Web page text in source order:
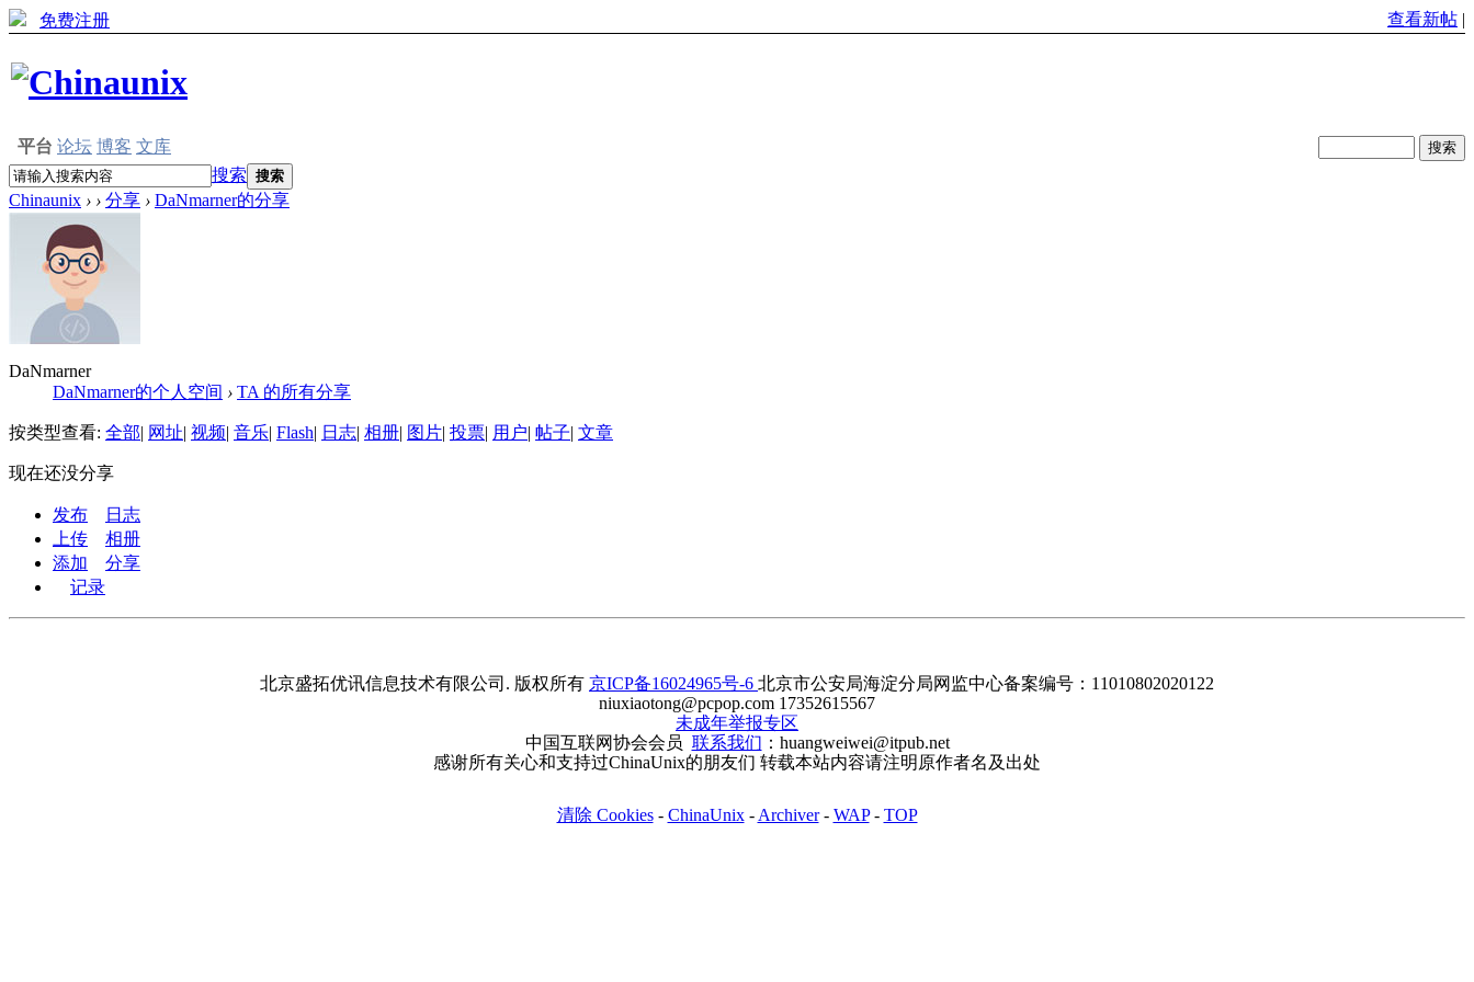
免费注册 查看新帖 |
平台 论坛 博客 文库
搜索 搜索
Chinaunix › › 分享 › DaNmarner的分享
DaNmarner
DaNmarner的个人空间 › TA 的所有分享
按类型查看: 全部| 网址| 视频| 音乐| Flash| 日志| 相册| 图片| 投票| 用户| 帖子| 文章
现在还没分享
发布
日志
上传
相册
添加
分享
记录
北京盛拓优讯信息技术有限公司. 版权所有 京ICP备16024965号-6 北京市公安局海淀分局网监中心备案编号：11010802020122
niuxiaotong@pcpop.com 17352615567
未成年举报专区
中国互联网协会会员 联系我们 ：huangweiwei@itpub.net
感谢所有关心和支持过ChinaUnix的朋友们 转载本站内容请注明原作者名及出处
清除 Cookies- ChinaUnix- Archiver- WAP- TOP